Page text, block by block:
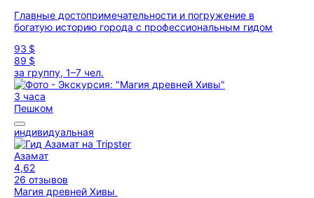
Главные достопримечательности и погружение в
богатую историю города с профессиональным гидом
93 $
89 $
за группу, 1–7 чел.
3 часа
Пешком
индивидуальная
Азамат
4,62
26 отзывов
Магия древней Хивы